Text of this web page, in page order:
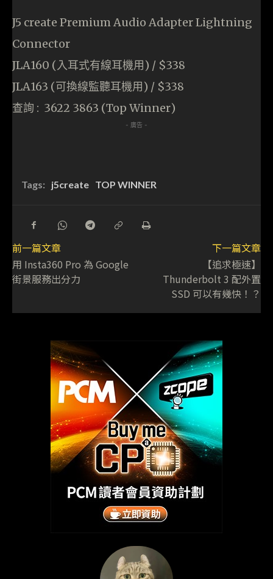
J5 create Premium Audio Adapter Lightning
Connector
JLA160 (入耳式有線耳機用) / $338
JLA163 (可換線監聽耳機用) / $338
查詢 : 3622 3863 (Top Winner)
- 廣告 -
Tags: j5create TOP WINNER
前一篇文章
用 Insta360 Pro 為 Google
街景服務出分力
下一篇文章
【追求極速】
Thunderbolt 3 配外置
SSD 可以有幾快！？